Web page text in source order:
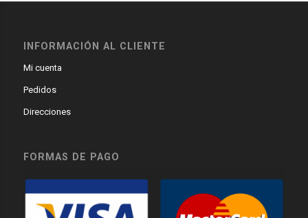
INFORMACIÓN AL CLIENTE
Mi cuenta
Pedidos
Direcciones
FORMAS DE PAGO